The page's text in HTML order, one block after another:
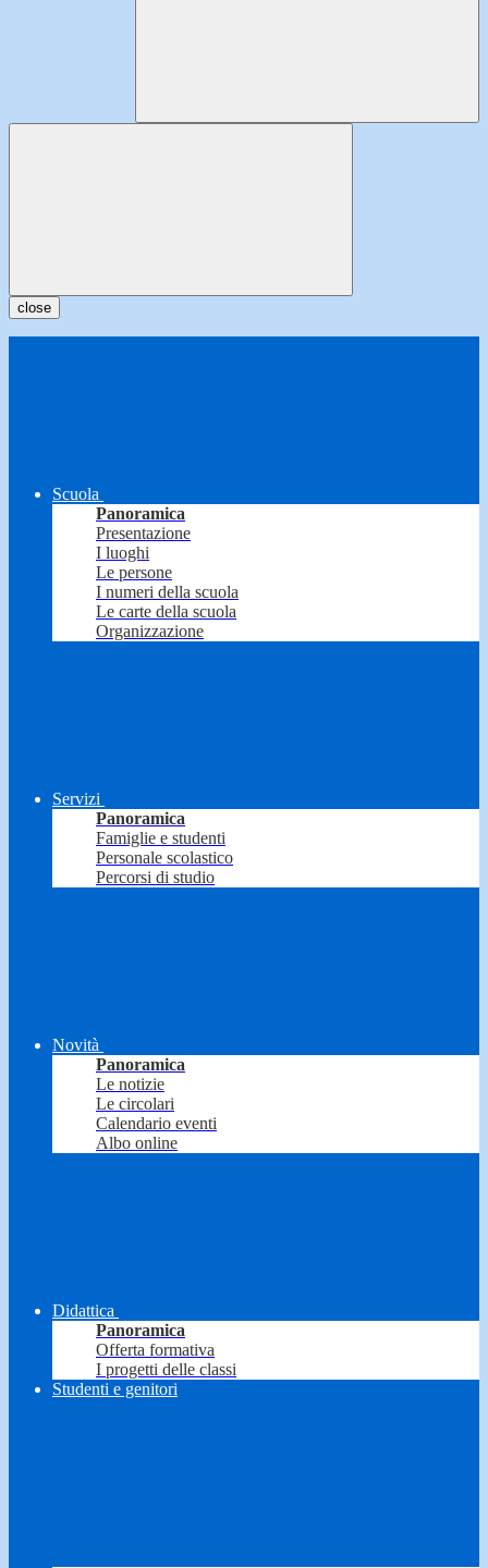
close
Scuola
Panoramica
Presentazione
I luoghi
Le persone
I numeri della scuola
Le carte della scuola
Organizzazione
Servizi
Panoramica
Famiglie e studenti
Personale scolastico
Percorsi di studio
Novità
Panoramica
Le notizie
Le circolari
Calendario eventi
Albo online
Didattica
Panoramica
Offerta formativa
I progetti delle classi
Studenti e genitori